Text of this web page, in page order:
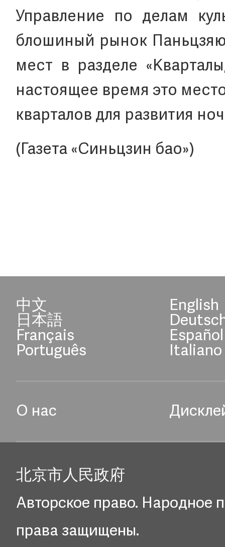
Управление по делам
блошиный рынок
мест в разделе
настоящее время это
кварталов для развития
(Газета «Синьцзин бао»)
中文 English
日本語
Français Español
Português Italiano
О нас
北京市人民政府
Авторское право. Народное
права защищены.